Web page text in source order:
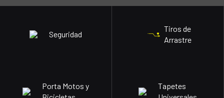
Seguridad
Tiros de
Arrastre
Porta Motos y
Tapetes
BLOG